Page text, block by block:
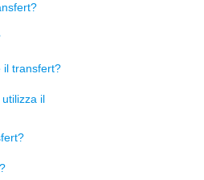
il transfert?
il